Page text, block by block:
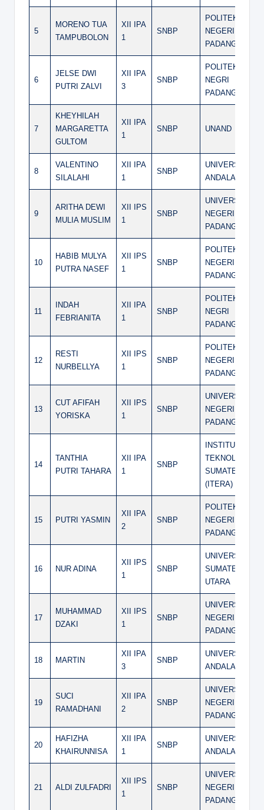
5
MORENO TUA
TAMPUBOLON
XII IPA
1
SNBP
POLITEKNIK
NEGERI
PADANG
6
JELSE DWI
PUTRI ZALVI
XII IPA
3
SNBP
POLITEKNIK
NEGRI
PADANG
7
KHEYHILAH
MARGARETTA
GULTOM
XII IPA
1
SNBP UNAND
8
VALENTINO
SILALAHI
XII IPA
1
SNBP
UNIVERSITAS
ANDALAS
9
ARITHA DEWI
MULIA MUSLIM
XII IPS
1
SNBP
UNIVERSITAS
NEGERI
PADANG
10
HABIB MULYA
PUTRA NASEF
XII IPS
1
SNBP
POLITEKNIK
NEGERI
PADANG
11
INDAH
FEBRIANITA
XII IPA
1
SNBP
POLITEKNIK
NEGRI
PADANG
12
RESTI
NURBELLYA
XII IPS
1
SNBP
POLITEKNIK
NEGERI
PADANG
13
CUT AFIFAH
YORISKA
XII IPS
1
SNBP
UNIVERSITAS
NEGERI
PADANG
14
TANTHIA
PUTRI TAHARA
XII IPA
1
SNBP
INSTITUT
TEKNOLOGI
SUMATERA
(ITERA)
15 PUTRI YASMIN
XII IPA
2
SNBP
POLITEKNIK
NEGERI
PADANG
16 NUR ADINA
XII IPS
1
SNBP
UNIVERSITAS
SUMATERA
UTARA
17
MUHAMMAD
DZAKI
XII IPS
1
SNBP
UNIVERSITAS
NEGERI
PADANG
18 MARTIN
XII IPA
3
SNBP
UNIVERSITAS
ANDALAS
19
SUCI
RAMADHANI
XII IPA
2
SNBP
UNIVERSITAS
NEGERI
PADANG
20
HAFIZHA
KHAIRUNNISA
XII IPA
1
SNBP
UNIVERSITAS
ANDALAS
21 ALDI ZULFADRI
XII IPS
1
SNBP
UNIVERSITAS
NEGERI
PADANG